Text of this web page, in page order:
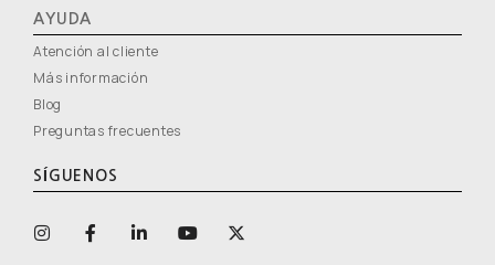
AYUDA
Atención al cliente
Más información
Blog
Preguntas frecuentes
SÍGUENOS